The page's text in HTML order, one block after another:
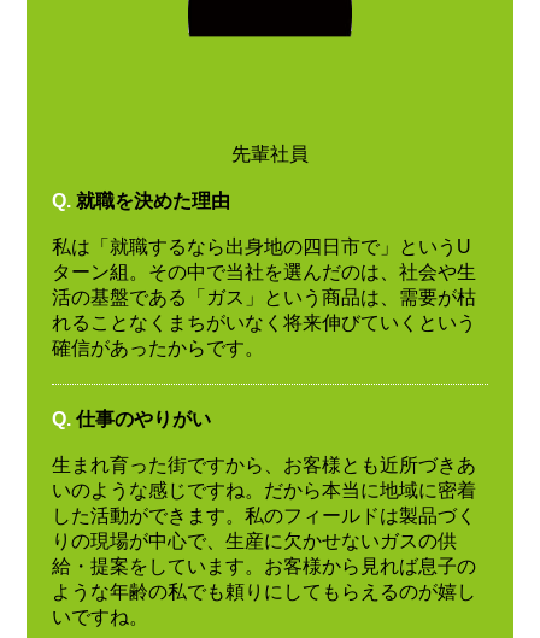
先輩社員
Q. 就職を決めた理由
私は「就職するなら出身地の四日市で」というU
ターン組。その中で当社を選んだのは、社会や生
活の基盤である「ガス」という商品は、需要が枯
れることなくまちがいなく将来伸びていくという
確信があったからです。
Q. 仕事のやりがい
生まれ育った街ですから、お客様とも近所づきあ
いのような感じですね。だから本当に地域に密着
した活動ができます。私のフィールドは製品づく
りの現場が中心で、生産に欠かせないガスの供
給・提案をしています。お客様から見れば息子の
ような年齢の私でも頼りにしてもらえるのが嬉し
いですね。